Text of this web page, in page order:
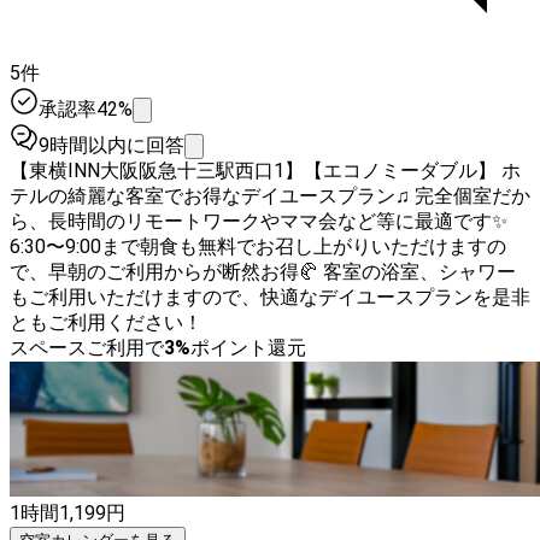
5件
承認率42%
9時間以内に回答
【東横INN大阪阪急十三駅西口1】【エコノミーダブル】 ホ
テルの綺麗な客室でお得なデイユースプラン♫ 完全個室だか
ら、長時間のリモートワークやママ会など等に最適です✨
6:30〜9:00まで朝食も無料でお召し上がりいただけますの
で、早朝のご利用からが断然お得🥐 客室の浴室、シャワー
もご利用いただけますので、快適なデイユースプランを是非
ともご利用ください！
スペースご利用で3%ポイント還元
1時間1,199円